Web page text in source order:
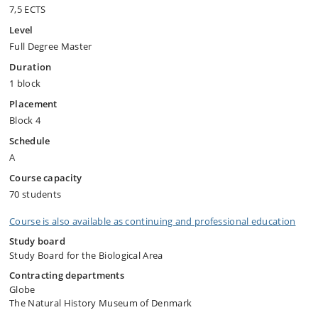
7,5 ECTS
Level
Full Degree Master
Duration
1 block
Placement
Block 4
Schedule
A
Course capacity
70 students
Course is also available as continuing and professional education
Study board
Study Board for the Biological Area
Contracting departments
Globe
The Natural History Museum of Denmark